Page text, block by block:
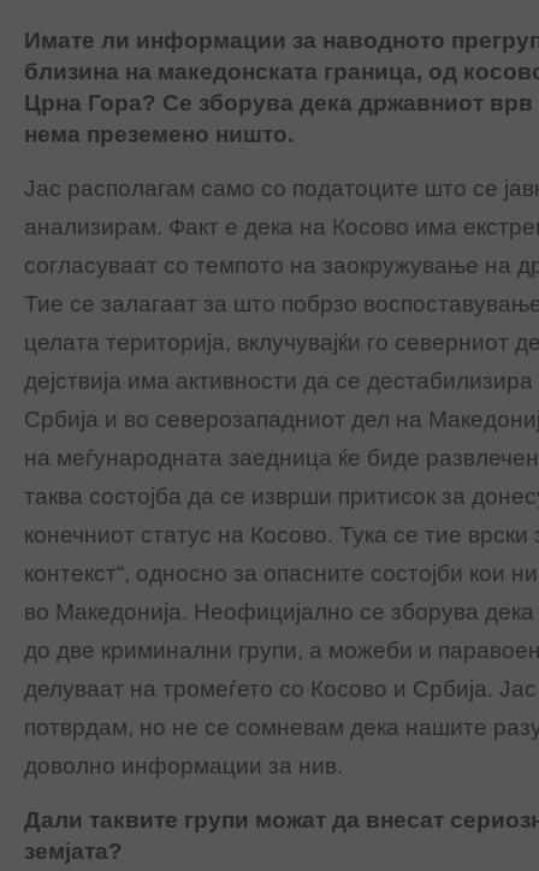
Имате ли информации за наводното
близина на македонската граница, од
Црна Гора? Се зборува дека државниот врв
нема преземено ништо.
Јас располагам само со податоците што се
анализирам. Факт е дека на Косово има
согласуваат со темпото на заокружување на
Тие се залагаат за што побрзо
целата територија, вклучувајќи го северниот
дејствија има активности да се дестабилизира
Србија и во северозападниот дел на
на меѓународната заедница ќе биде
таква состојба да се изврши притисок за
конечниот статус на Косово. Тука се тие врски
контекст“, односно за опасните состојби кои
во Македонија. Неофицијално се зборува
до две криминални групи, а можеби и
делуваат на тромеѓето со Косово и Србија.
потврдам, но не се сомневам дека нашите
доволно информации за нив.
Дали таквите групи можат да внесат
земјата?